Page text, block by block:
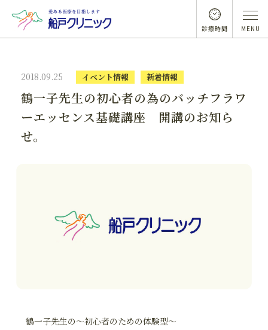
診療時間 MENU
2018.09.25 イベント情報 新着情報
鶴一子先生の初心者の為のバッチフラワ
ーエッセンス基礎講座 開講のお知ら
せ。
鶴一子先生の～初心者のための体験型～